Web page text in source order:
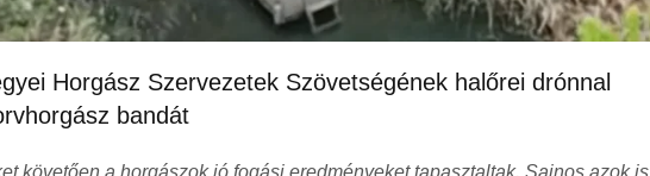
Horgász Szervezetek Szövetségének halőrei drónnal
bandát
követően a horgászok jó fogási eredményeket tapasztaltak. Sajnos azok is